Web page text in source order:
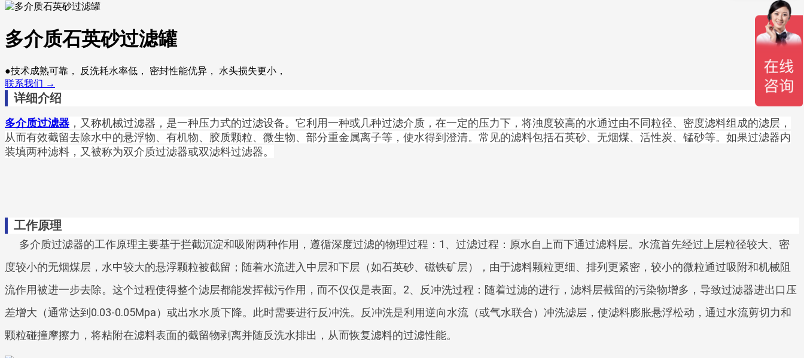
多介质石英砂过滤罐
●技术成熟可靠， 反洗耗水率低， 密封性能优异， 水头损失更小，
联系我们 →
详细介绍
多介质过滤器 ，又称机械过滤器，是一种压力式的过滤设备。它利用一种或几种过滤介质，在一定的压力下，将浊度较高的水通过由不同粒径、密度滤料组成的滤层，
从而有效截留去除水中的悬浮物、有机物、胶质颗粒、微生物、部分重金属离子等，使水得到澄清。常见的滤料包括石英砂、无烟煤、活性炭、锰砂等。如果过滤器内
装填两种滤料，又被称为双介质过滤器或双滤料过滤器。
工作原理
多介质过滤器的工作原理主要基于拦截沉淀和吸附两种作用，遵循深度过滤的物理过程：1、过滤过程：原水自上而下通过滤料层。水流首先经过上层粒径较大、密
度较小的无烟煤层，水中较大的悬浮颗粒被截留；随着水流进入中层和下层（如石英砂、磁铁矿层），由于滤料颗粒更细、排列更紧密，较小的微粒通过吸附和机械阻
流作用被进一步去除。这个过程使得整个滤层都能发挥截污作用，而不仅仅是表面。2、反冲洗过程：随着过滤的进行，滤料层截留的污染物增多，导致过滤器进出口压
差增大（通常达到0.03-0.05Mpa）或出水水质下降。此时需要进行反冲洗。反冲洗是利用逆向水流（或气水联合）冲洗滤层，使滤料膨胀悬浮松动，通过水流剪切力和
颗粒碰撞摩擦力，将粘附在滤料表面的截留物剥离并随反洗水排出，从而恢复滤料的过滤性能。